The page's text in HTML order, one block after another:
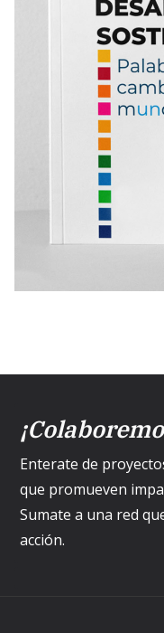
Enterate de
que promueven
Sumate a una red
acción.